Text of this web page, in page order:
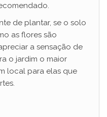
de plantar, se o solo
as flores são
a sensação de
o jardim o maior
local para elas que